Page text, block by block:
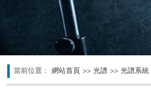
當前位置： 網站首頁 >> 光譜 >> 光譜系統